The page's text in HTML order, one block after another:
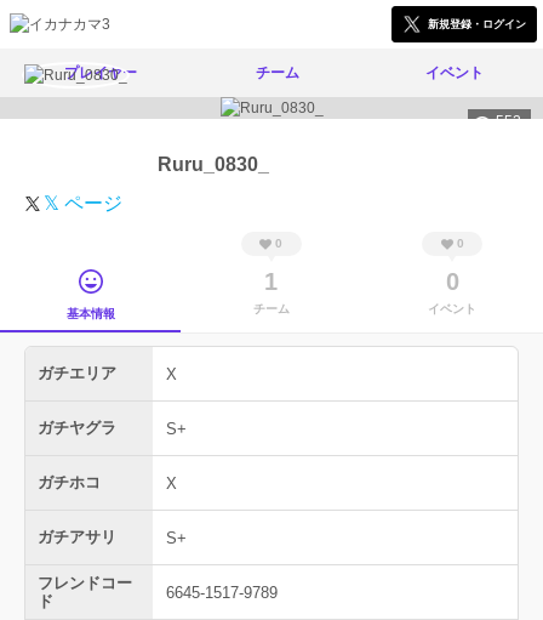
新規登録・ログイン
プレイヤー チーム イベント
552
Ruru_0830_
𝕏 ページ
基本情報
0
1
チーム
0
0
イベント
ガチエリア X
ガチヤグラ S+
ガチホコ X
ガチアサリ S+
フレンドコー
ド
6645-1517-9789